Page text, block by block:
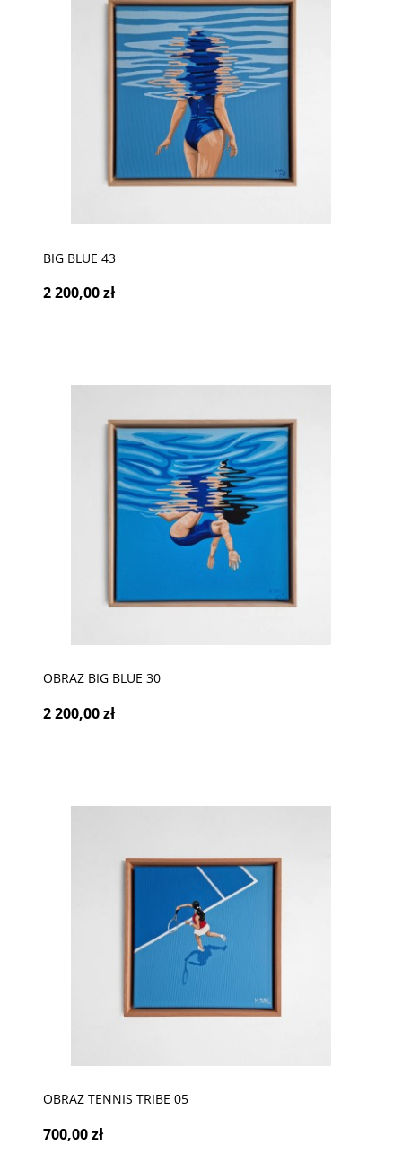
BIG BLUE 43
2 200,00 zł
OBRAZ BIG BLUE 30
2 200,00 zł
OBRAZ TENNIS TRIBE 05
700,00 zł